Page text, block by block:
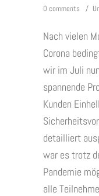
0 comments /
Nach vielen
Corona
wir im Juli
spannende
Kunden
detailliert
war es trotz
Pandemie
alle